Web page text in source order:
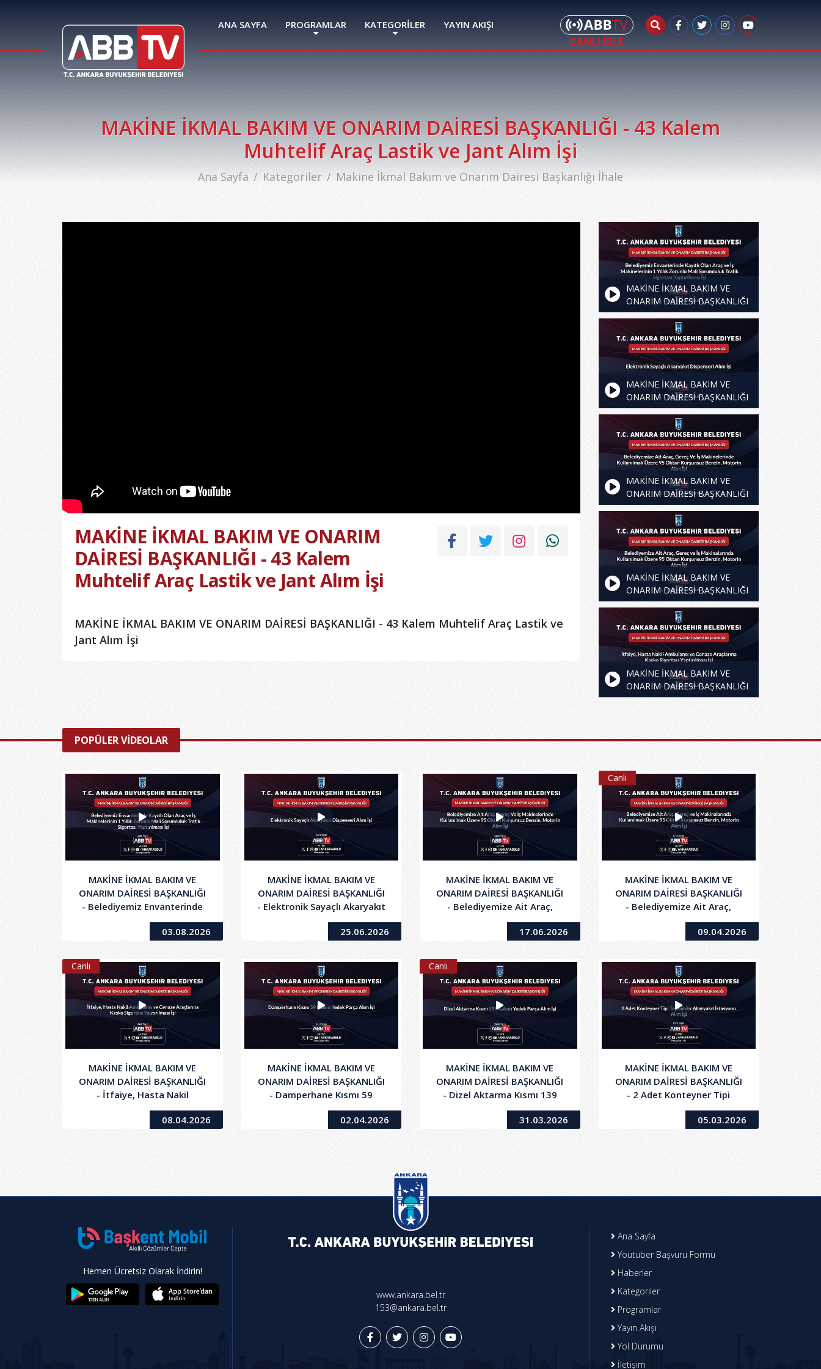
ANA SAYFA PROGRAMLAR KATEGORİLER YAYIN AKIŞI
MAKİNE İKMAL BAKIM VE ONARIM DAİRESİ BAŞKANLIĞI - 43 Kalem
Muhtelif Araç Lastik ve Jant Alım İşi
Ana Sayfa Kategoriler Makine İkmal Bakım ve Onarım Dairesi Başkanlığı İhale
MAKİNE İKMAL BAKIM VE ONARIM
DAİRESİ BAŞKANLIĞI - 43 Kalem
Muhtelif Araç Lastik ve Jant Alım İşi
MAKİNE İKMAL BAKIM VE ONARIM DAİRESİ BAŞKANLIĞI - 43 Kalem Muhtelif Araç Lastik ve
Jant Alım İşi
MAKİNE İKMAL BAKIM VE
ONARIM DAİRESİ BAŞKANLIĞI
- Belediyemiz Envanterinde
Kayıtlı Olan Araç ve İş
Makinelerinin 1 Yıllık Zorunlu
Mali Sorumluluk Trafik Sigortası
Yaptırılması İşi
MAKİNE İKMAL BAKIM VE
ONARIM DAİRESİ BAŞKANLIĞI
- Elektronik Sayaçlı Akaryakıt
Dispenseri Alım İşi
MAKİNE İKMAL BAKIM VE
ONARIM DAİRESİ BAŞKANLIĞI
- Belediyemize Ait Araç, Gereç
Ve İş Makinelerinde Kullanılmak
Üzere 95 Oktan Kurşunsuz
Benzin, Motorin Alım İşi
MAKİNE İKMAL BAKIM VE
ONARIM DAİRESİ BAŞKANLIĞI
- Belediyemize Ait Araç, Gereç
ve İş Makinalarında Kullanılmak
Üzere 95 Oktan Kurşunsuz
Benzin, Motorin Alım İşi
MAKİNE İKMAL BAKIM VE
ONARIM DAİRESİ BAŞKANLIĞI
- İtfaiye, Hasta Nakil Ambulansı
POPÜLER VİDEOLAR
MAKİNE İKMAL BAKIM VE
ONARIM DAİRESİ BAŞKANLIĞI
- Belediyemiz Envanterinde
Kayıtlı Olan Araç ve İş
Makinelerinin 1 Yıllık Zorunlu
Sigortası Yaptırılması İşi
03.08.2026
MAKİNE İKMAL BAKIM VE
ONARIM DAİRESİ BAŞKANLIĞI
- Elektronik Sayaçlı Akaryakıt
Dispenseri Alım İşi
25.06.2026
MAKİNE İKMAL BAKIM VE
ONARIM DAİRESİ BAŞKANLIĞI
- Belediyemize Ait Araç,
Gereç Ve İş Makinelerinde
Kullanılmak Üzere 95 Oktan
Alım İşi
17.06.2026
Canlı
MAKİNE İKMAL BAKIM VE
ONARIM DAİRESİ BAŞKANLIĞI
- Belediyemize Ait Araç,
Gereç ve İş Makinalarında
Kullanılmak Üzere 95 Oktan
Alım İşi
09.04.2026
Canlı
MAKİNE İKMAL BAKIM VE
ONARIM DAİRESİ BAŞKANLIĞI
- İtfaiye, Hasta Nakil
Ambulansı ve Cenaze
Araçlarına Kasko Sigortası
08.04.2026
MAKİNE İKMAL BAKIM VE
ONARIM DAİRESİ BAŞKANLIĞI
- Damperhane Kısmı 59
Kalem Yedek Parça Alım İşi
02.04.2026
Canlı
MAKİNE İKMAL BAKIM VE
ONARIM DAİRESİ BAŞKANLIĞI
- Dizel Aktarma Kısmı 139
Kalem Yedek Parça Alım İşi
31.03.2026
MAKİNE İKMAL BAKIM VE
ONARIM DAİRESİ BAŞKANLIĞI
- 2 Adet Konteyner Tipi
Taşınabilir Akaryakıt
İstasyonu Alım İşi05.03.2026
Hemen Ücretsiz Olarak İndirin!
www.ankara.bel.tr
153@ankara.bel.tr
Ana Sayfa
Youtuber Başvuru Formu
Haberler
Kategoriler
Programlar
Yayın Akışı
Yol Durumu
İletişim